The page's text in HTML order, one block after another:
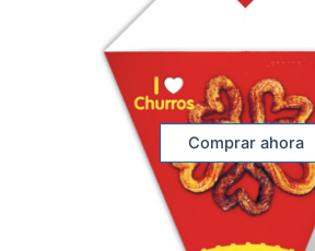
Comprar ahora
Comprar ahora